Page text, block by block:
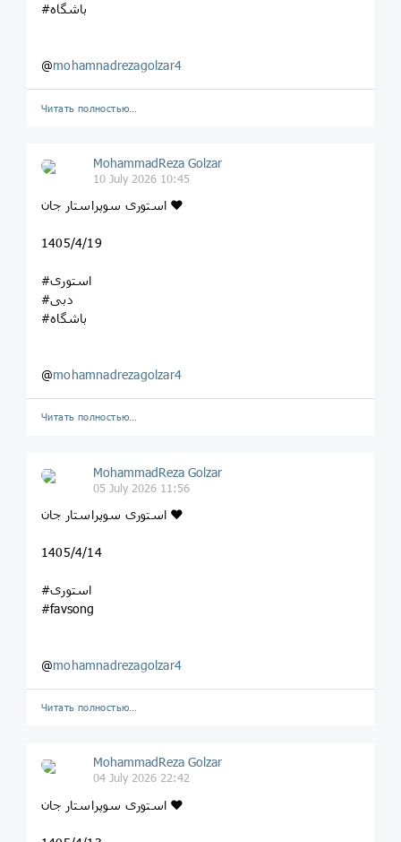
#باشگاه
@mohamnadrezagolzar4
Читать полностью…
MohammadReza Golzar
10 July 2026 10:45
استوری سوپراستار جان ❤️
1405/4/19
#استوری
#دبی
#باشگاه
@mohamnadrezagolzar4
Читать полностью…
MohammadReza Golzar
05 July 2026 11:56
استوری سوپراستار جان ❤️
1405/4/14
#استوری
#favsong
@mohamnadrezagolzar4
Читать полностью…
MohammadReza Golzar
04 July 2026 22:42
استوری سوپراستار جان ❤️